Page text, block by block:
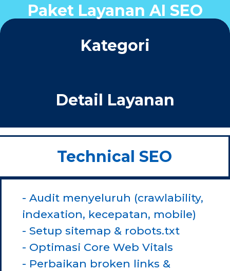
Paket Layanan AI SEO
Kategori
Detail Layanan
Technical SEO
- Audit menyeluruh (crawlability,
indexation, kecepatan, mobile)
- Setup sitemap & robots.txt
- Optimasi Core Web Vitals
- Perbaikan broken links &